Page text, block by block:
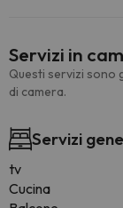
Servizi in
Questi servizi sono
di camera.
Servizi
tv
Cucina